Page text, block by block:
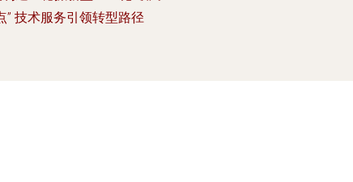
” 技术服务引领转型路径